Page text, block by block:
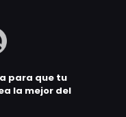
para que tu
la mejor del